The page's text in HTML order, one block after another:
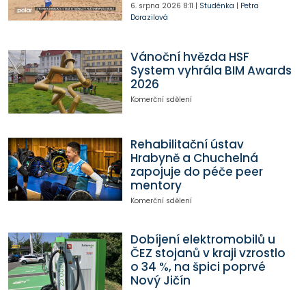
6. srpna 2026 8:11 | Studénka | Petra
Dorazilová
Vánoční hvězda HSF
System vyhrála BIM Awards
2026
Komerční sdělení
Rehabilitační ústav
Hrabyně a Chuchelná
zapojuje do péče peer
mentory
Komerční sdělení
Dobíjení elektromobilů u
ČEZ stojanů v kraji vzrostlo
o 34 %, na špici poprvé
Nový Jičín